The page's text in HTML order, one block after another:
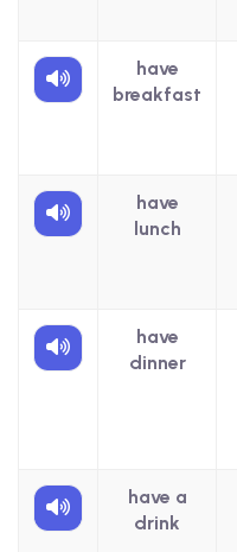
have
breakfast
have
lunch
have
dinner
have a
drink